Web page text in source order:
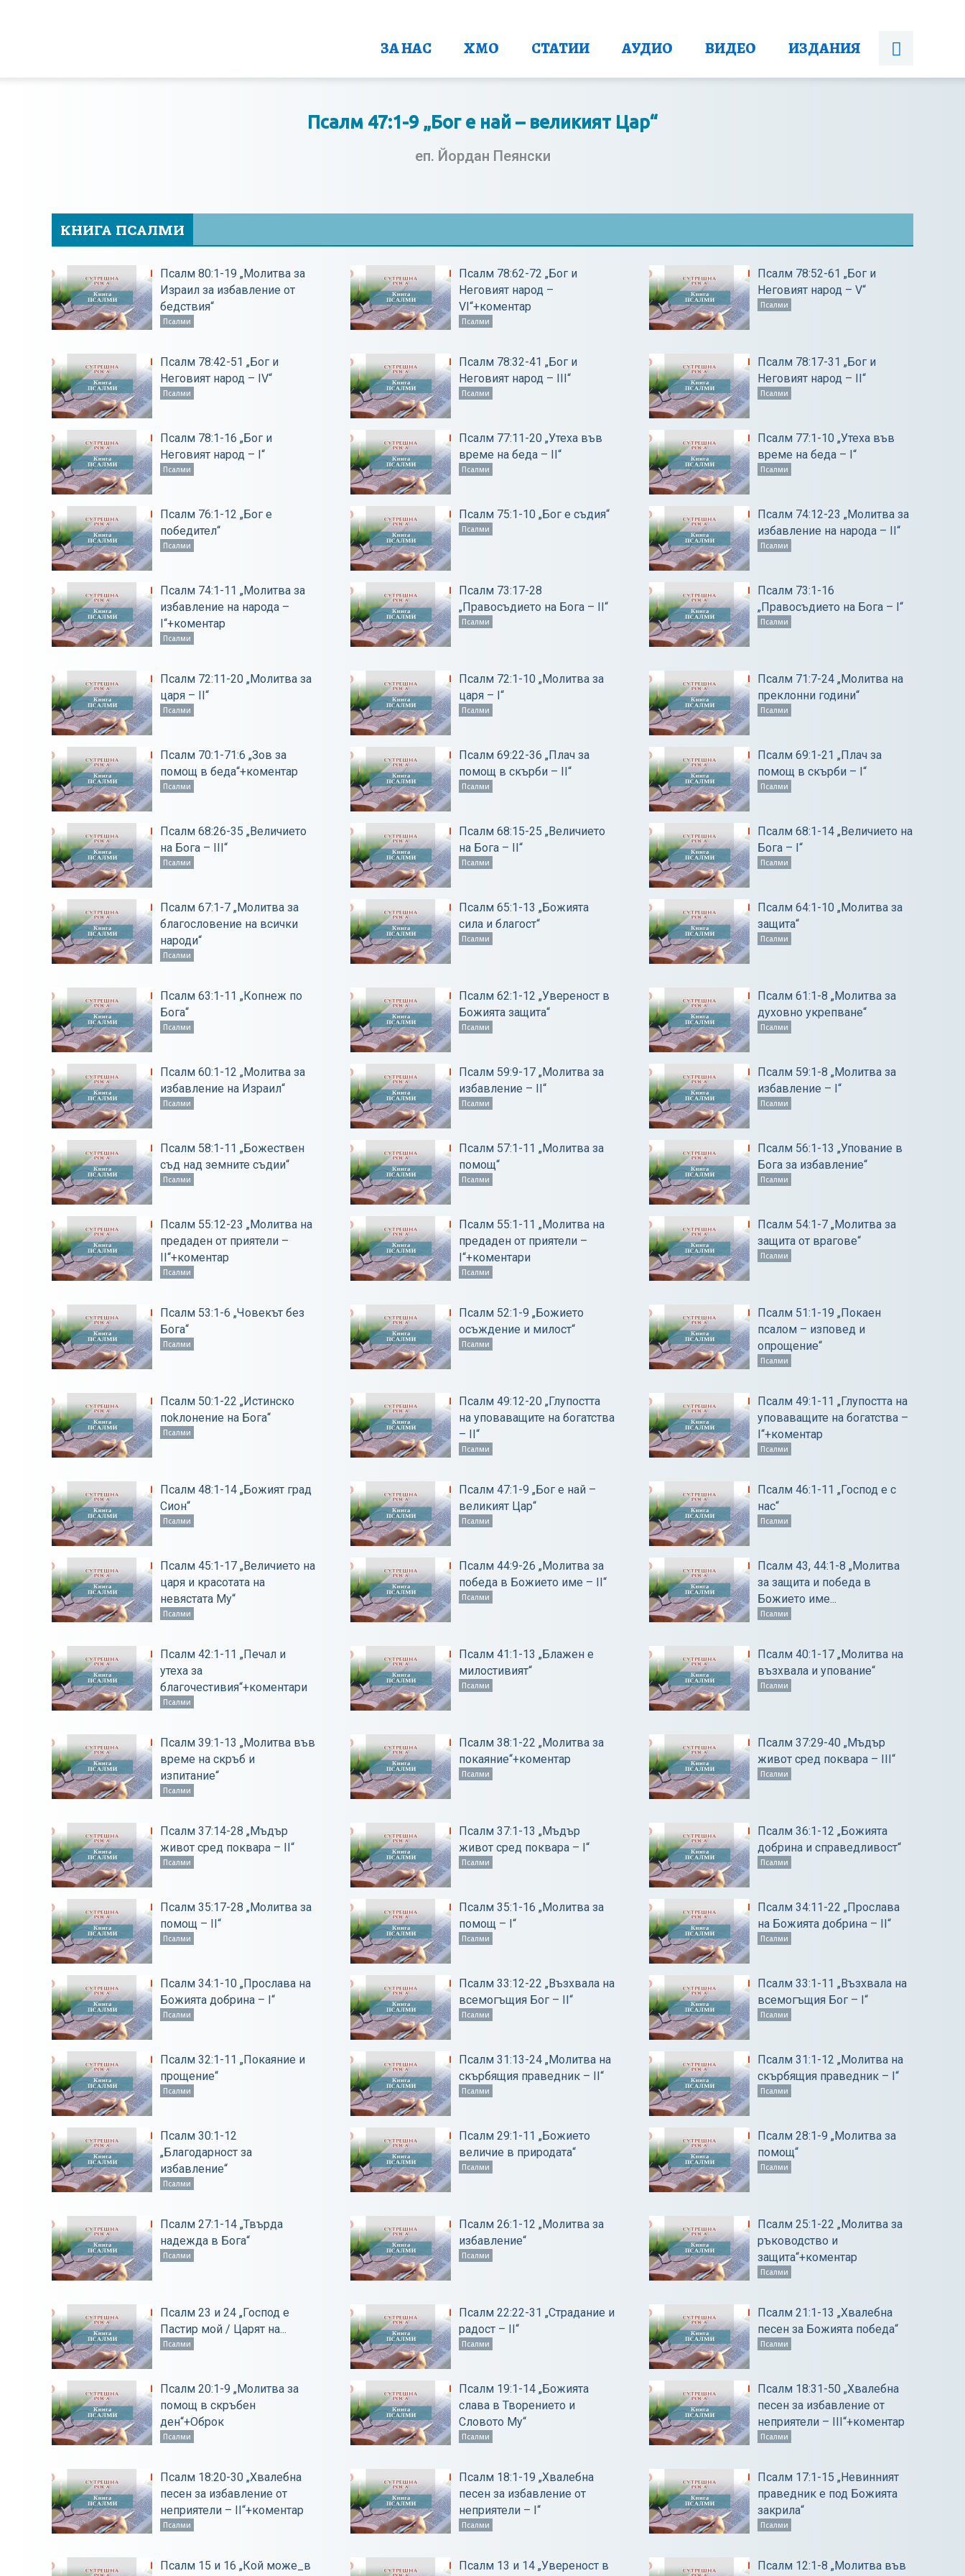
ЗА НАС ХМО СТАТИИ АУДИО ВИДЕО ИЗДАНИЯ
Псалм 47:1-9 „Бог е най – великият Цар“
еп. Йордан Пеянски
КНИГА ПСАЛМИ
Псалм 80:1-19 „Молитва за
Израил за избавление от
бедствия“
Псалми
Псалм 78:62-72 „Бог и
Неговият народ –
VІ“+коментар
Псалми
Псалм 78:52-61 „Бог и
Неговият народ – V“
Псалми
Псалм 78:42-51 „Бог и
Неговият народ – ІV“
Псалми
Псалм 78:32-41 „Бог и
Неговият народ – ІІІ“
Псалми
Псалм 78:17-31 „Бог и
Неговият народ – ІІ“
Псалми
Псалм 78:1-16 „Бог и
Неговият народ – І“
Псалми
Псалм 77:11-20 „Утеха във
време на беда – ІІ“
Псалми
Псалм 77:1-10 „Утеха във
време на беда – І“
Псалми
Псалм 76:1-12 „Бог е
победител“
Псалми
Псалм 75:1-10 „Бог е съдия“
Псалми
Псалм 74:12-23 „Молитва за
избавление на народа – ІІ“
Псалми
Псалм 74:1-11 „Молитва за
избавление на народа –
І“+коментар
Псалми
Псалм 73:17-28
„Правосъдието на Бога – ІІ“
Псалми
Псалм 73:1-16
„Правосъдието на Бога – І“
Псалми
Псалм 72:11-20 „Молитва за
царя – ІІ“
Псалми
Псалм 72:1-10 „Молитва за
царя – І“
Псалми
Псалм 71:7-24 „Молитва на
преклонни години“
Псалми
Псалм 70:1-71:6 „Зов за
помощ в беда“+коментар
Псалми
Псалм 69:22-36 „Плач за
помощ в скърби – ІІ“
Псалми
Псалм 69:1-21 „Плач за
помощ в скърби – І“
Псалми
Псалм 68:26-35 „Величието
на Бога – ІІІ“
Псалми
Псалм 68:15-25 „Величието
на Бога – ІІ“
Псалми
Псалм 68:1-14 „Величието на
Бога – І“
Псалми
Псалм 67:1-7 „Молитва за
благословение на всички
народи“
Псалми
Псалм 65:1-13 „Божията
сила и благост“
Псалми
Псалм 64:1-10 „Молитва за
защита“
Псалми
Псалм 63:1-11 „Копнеж по
Бога“
Псалми
Псалм 62:1-12 „Увереност в
Божията защита“
Псалми
Псалм 61:1-8 „Молитва за
духовно укрепване“
Псалми
Псалм 60:1-12 „Молитва за
избавление на Израил“
Псалми
Псалм 59:9-17 „Молитва за
избавление – ІІ“
Псалми
Псалм 59:1-8 „Молитва за
избавление – І“
Псалми
Псалм 58:1-11 „Божествен
съд над земните съдии“
Псалми
Псалм 57:1-11 „Молитва за
помощ“
Псалми
Псалм 56:1-13 „Упование в
Бога за избавление“
Псалми
Псалм 55:12-23 „Молитва на
предаден от приятели –
ІІ“+коментар
Псалми
Псалм 55:1-11 „Молитва на
предаден от приятели –
І“+коментари
Псалми
Псалм 54:1-7 „Молитва за
защита от врагове“
Псалми
Псалм 53:1-6 „Човекът без
Бога“
Псалми
Псалм 52:1-9 „Божието
осъждение и милост“
Псалми
Псалм 51:1-19 „Покаен
псалом – изповед и
опрощение“
Псалми
Псалм 50:1-22 „Истинско
поkлонение на Бога“
Псалми
Псалм 49:12-20 „Глупостта
на уповаващите на богатства
– ІІ“
Псалми
Псалм 49:1-11 „Глупостта на
уповаващите на богатства –
І“+коментар
Псалми
Псалм 48:1-14 „Божият град
Сион“
Псалми
Псалм 47:1-9 „Бог е най –
великият Цар“
Псалми
Псалм 46:1-11 „Господ е с
нас“
Псалми
Псалм 45:1-17 „Величието на
царя и красотата на
невястата Му“
Псалми
Псалм 44:9-26 „Молитва за
победа в Божието име – ІІ“
Псалми
Псалм 43, 44:1-8 „Молитва
за защита и победа в
Божието име...
Псалми
Псалм 42:1-11 „Печал и
утеха за
благочестивия“+коментари
Псалми
Псалм 41:1-13 „Блажен е
милостивият“
Псалми
Псалм 40:1-17 „Молитва на
възхвала и упование“
Псалми
Псалм 39:1-13 „Молитва във
време на скръб и
изпитание“
Псалми
Псалм 38:1-22 „Молитва за
покаяние“+коментар
Псалми
Псалм 37:29-40 „Мъдър
живот сред поквара – ІІІ“
Псалми
Псалм 37:14-28 „Мъдър
живот сред поквара – ІІ“
Псалми
Псалм 37:1-13 „Мъдър
живот сред поквара – І“
Псалми
Псалм 36:1-12 „Божията
добрина и справедливост“
Псалми
Псалм 35:17-28 „Молитва за
помощ – ІІ“
Псалми
Псалм 35:1-16 „Молитва за
помощ – І“
Псалми
Псалм 34:11-22 „Прослава
на Божията добрина – ІІ“
Псалми
Псалм 34:1-10 „Прослава на
Божията добрина – І“
Псалми
Псалм 33:12-22 „Възхвала на
всемогъщия Бог – ІІ“
Псалми
Псалм 33:1-11 „Възхвала на
всемогъщия Бог – І“
Псалми
Псалм 32:1-11 „Покаяние и
прощение“
Псалми
Псалм 31:13-24 „Молитва на
скърбящия праведник – ІІ“
Псалми
Псалм 31:1-12 „Молитва на
скърбящия праведник – І“
Псалми
Псалм 30:1-12
„Благодарност за
избавление“
Псалми
Псалм 29:1-11 „Божието
величие в природата“
Псалми
Псалм 28:1-9 „Молитва за
помощ“
Псалми
Псалм 27:1-14 „Твърда
надежда в Бога“
Псалми
Псалм 26:1-12 „Молитва за
избавление“
Псалми
Псалм 25:1-22 „Молитва за
ръководство и
защита“+коментар
Псалми
Псалм 23 и 24 „Господ е
Пастир мой / Царят на...
Псалми
Псалм 22:22-31 „Страдание и
радост – ІІ“
Псалми
Псалм 21:1-13 „Хвалебна
песен за Божията победа“
Псалми
Псалм 20:1-9 „Молитва за
помощ в скръбен
ден“+Оброк
Псалми
Псалм 19:1-14 „Божията
слава в Творението и
Словото Му“
Псалми
Псалм 18:31-50 „Хвалебна
песен за избавление от
неприятели – ІІІ“+коментар
Псалми
Псалм 18:20-30 „Хвалебна
песен за избавление от
неприятели – ІІ“+коментар
Псалми
Псалм 18:1-19 „Хвалебна
песен за избавление от
неприятели – І“
Псалми
Псалм 17:1-15 „Невинният
праведник е под Божията
закрила“
Псалми
Псалм 15 и 16 „Кой може_в
Псалм 13 и 14 „Увереност в
Псалм 12:1-8 „Молитва във